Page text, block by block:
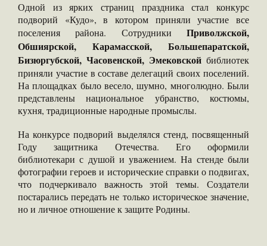
Одной из ярких страниц праздника стал конкурс
подворий «Кудо», в котором приняли участие все
поселения района. Сотрудники Приволжской,
Обшиярской, Карамасской, Большепаратской,
Бизюргубской, Часовенской, Эмековской библиотек
приняли участие в составе делегаций своих поселений.
На площадках было весело, шумно, многолюдно. Были
представлены национальное убранство, костюмы,
кухня, традиционные народные промыслы.
На конкурсе подворий выделялся стенд, посвященный
Году защитника Отечества. Его оформили
библиотекари с душой и уважением. На стенде были
фотографии героев и исторические справки о подвигах,
что подчеркивало важность этой темы. Создатели
постарались передать не только историческое значение,
но и личное отношение к защите Родины.